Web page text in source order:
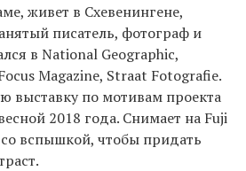
живет в Схевенингене,
писатель, фотограф и
в National Geographic,
Magazine, Straat Fotografie.
выставку по мотивам проекта
2018 года. Снимает на Fuji
вспышкой, чтобы придать